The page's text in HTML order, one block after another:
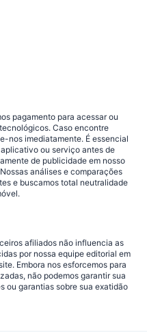
pagamento para acessar ou
Caso encontre
nos imediatamente. É essencial
ou serviço antes de
de publicidade em nosso
análises e comparações
e buscamos total neutralidade
afiliados não influencia as
por nossa equipe editorial em
Embora nos esforcemos para
não podemos garantir sua
ou garantias sobre sua exatidão